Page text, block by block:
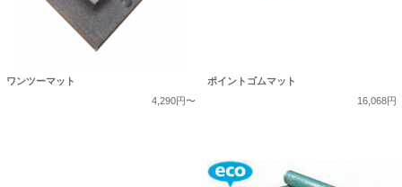
ワンツーマット
4,290円〜
ポイントゴムマット
16,068円